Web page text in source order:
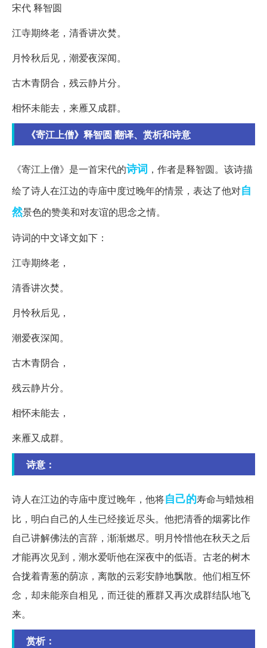
宋代 释智圆
江寺期终老，清香讲次焚。
月怜秋后见，潮爱夜深闻。
古木青阴合，残云静片分。
相怀未能去，来雁又成群。
《寄江上僧》释智圆 翻译、赏析和诗意
《寄江上僧》是一首宋代的诗词 ，作者是释智圆。该诗描
绘了诗人在江边的寺庙中度过晚年的情景，表达了他对自
然景色的赞美和对友谊的思念之情。
诗词的中文译文如下：
江寺期终老，
清香讲次焚。
月怜秋后见，
潮爱夜深闻。
古木青阴合，
残云静片分。
相怀未能去，
来雁又成群。
诗意：
诗人在江边的寺庙中度过晚年，他将自己的寿命与蜡烛相
比，明白自己的人生已经接近尽头。他把清香的烟雾比作
自己讲解佛法的言辞，渐渐燃尽。明月怜惜他在秋天之后
才能再次见到，潮水爱听他在深夜中的低语。古老的树木
合拢着青葱的荫凉，离散的云彩安静地飘散。他们相互怀
念，却未能亲自相见，而迁徙的雁群又再次成群结队地飞
来。
赏析：